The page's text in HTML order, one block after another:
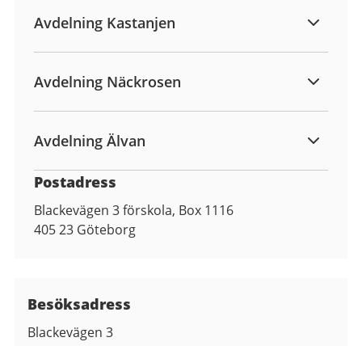
Avdelning Kastanjen
Avdelning Näckrosen
Avdelning Älvan
Postadress
Blackevägen 3 förskola, Box 1116
405 23 Göteborg
Besöksadress
Blackevägen 3